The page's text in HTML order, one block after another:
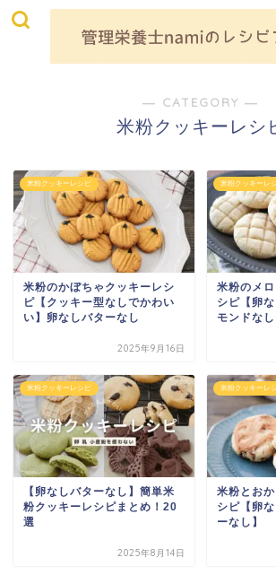
― CATEGORY ―
米粉クッキーレシ
米粉クッキーレシピ
米粉のかぼちゃクッキーレシ
ピ【クッキー型なしでかわい
い】卵なしバターなし
2025年9月16日
米粉クッキーレ
米粉のメ
シピ【卵
モンドなし
米粉クッキーレシピ
【卵なしバターなし】簡単米
粉クッキーレシピまとめ！20
選
2025年8月14日
米粉クッキーレ
米粉とお
シピ【卵
ーなし】